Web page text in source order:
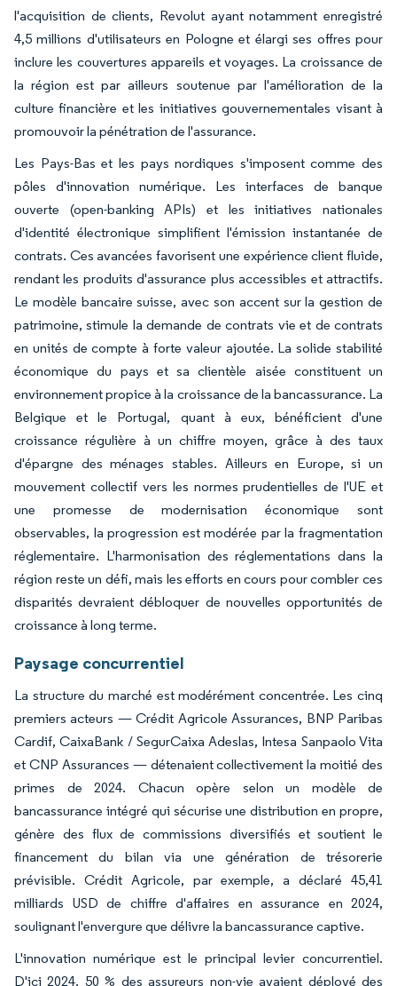
l'acquisition de clients, Revolut ayant notamment enregistré
4,5 millions d'utilisateurs en Pologne et élargi ses offres pour
inclure les couvertures appareils et voyages. La croissance de
la région est par ailleurs soutenue par l'amélioration de la
culture financière et les initiatives gouvernementales visant à
promouvoir la pénétration de l'assurance.
Les Pays-Bas et les pays nordiques s'imposent comme des
pôles d'innovation numérique. Les interfaces de banque
ouverte (open-banking APIs) et les initiatives nationales
d'identité électronique simplifient l'émission instantanée de
contrats. Ces avancées favorisent une expérience client fluide,
rendant les produits d'assurance plus accessibles et attractifs.
Le modèle bancaire suisse, avec son accent sur la gestion de
patrimoine, stimule la demande de contrats vie et de contrats
en unités de compte à forte valeur ajoutée. La solide stabilité
économique du pays et sa clientèle aisée constituent un
environnement propice à la croissance de la bancassurance. La
Belgique et le Portugal, quant à eux, bénéficient d'une
croissance régulière à un chiffre moyen, grâce à des taux
d'épargne des ménages stables. Ailleurs en Europe, si un
mouvement collectif vers les normes prudentielles de l'UE et
une promesse de modernisation économique sont
observables, la progression est modérée par la fragmentation
réglementaire. L'harmonisation des réglementations dans la
région reste un défi, mais les efforts en cours pour combler ces
disparités devraient débloquer de nouvelles opportunités de
croissance à long terme.
Paysage concurrentiel
La structure du marché est modérément concentrée. Les cinq
premiers acteurs — Crédit Agricole Assurances, BNP Paribas
Cardif, CaixaBank / SegurCaixa Adeslas, Intesa Sanpaolo Vita
et CNP Assurances — détenaient collectivement la moitié des
primes de 2024. Chacun opère selon un modèle de
bancassurance intégré qui sécurise une distribution en propre,
génère des flux de commissions diversifiés et soutient le
financement du bilan via une génération de trésorerie
prévisible. Crédit Agricole, par exemple, a déclaré 45,41
milliards USD de chiffre d'affaires en assurance en 2024,
soulignant l'envergure que délivre la bancassurance captive.
L'innovation numérique est le principal levier concurrentiel.
D'ici 2024, 50 % des assureurs non-vie avaient déployé des